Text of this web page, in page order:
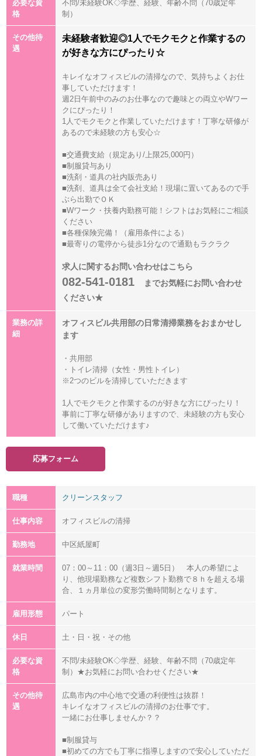
必要な資
格
不問/未経験OK◇学歴、経験、年齢不問（70歳定年
制）
その他待
遇
未経験者歓迎◎1人でモクモクと作業するの
が好きな方にぴったり☆
キレイなオフィスビルの清掃なので、気持ちよくお仕
事していただけます！
週2日午前中のみのお仕事なので趣味との両立やWワー
クにぴったり！
1人でモクモクと作業していただけます！丁寧な研修が
あるので未経験の方も安心☆
■交通費支給（規定あり/上限25,000円）
■制服貸与あり
■洗剤・道具の社内販売あり
■洗剤、道具は全て会社支給！現場に置いてあるので手
ぶら出勤でＯＫ
■Wワーク・扶養内勤務可能！シフトはお気軽にご相談
ください
■各種保険完備！（雇用条件による）
■最寄りの電停から徒歩1分なので通勤もラクラク
求人に関するお問い合わせはこちら
082-541-0181
までお気軽にお問い合わせ
ください★
業務の詳
細
オフィスビル共用部の日常清掃業務をおまかせし
ます
・共用部
・トイレ清掃（女性・男性トイレ）
※2つのビルを清掃していただきます
1人でモクモクと作業するのが好きな方にぴったり！
事前に丁寧な研修がありますので、未経験の方も安心
して働いていただけます♪
応募フォーム
職種 クリーンスタッフ
仕事内容 オフィスビルの清掃
勤務地 中区紙屋町
就業時間
07：00～11：00（週3日～週5日） 本人の希望によ
り、他現場勤務など複数シフト勤務で８ｈを超える場
合、１ヵ月単位の変形労働時間制となります。
雇用形態 パート
休日 土・日・祝・その他
必要な資
格
不問/未経験OK◇学歴、経験、年齢不問（70歳定年
制）★お気軽にお問い合わせください★
その他待
遇
広島市内の中心地で交通の利便性は抜群！
キレイなオフィスビルの清掃のお仕事です。
一緒にお仕事しませんか？？
■制服貸与
■初めての方でも丁寧に指導しますので安心していただ